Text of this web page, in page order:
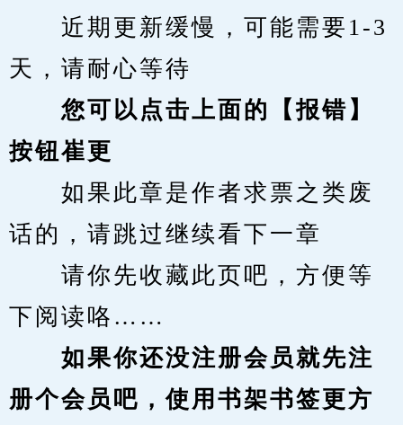
近期更新缓慢，可能需要1-3
天，请耐心等待
您可以点击上面的【报错】
按钮崔更
如果此章是作者求票之类废
话的，请跳过继续看下一章
请你先收藏此页吧，方便等
下阅读咯……
如果你还没注册会员就先注
册个会员吧，使用书架书签更方